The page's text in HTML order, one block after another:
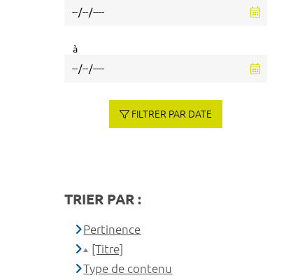
à
FILTRER PAR DATE
TRIER PAR :
Pertinence
[Titre]
Type de contenu